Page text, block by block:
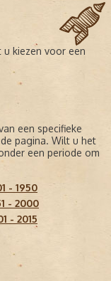
kiezen voor een
een specifieke
pagina. Wilt u het
een periode om
- 1950
- 2000
- 2015